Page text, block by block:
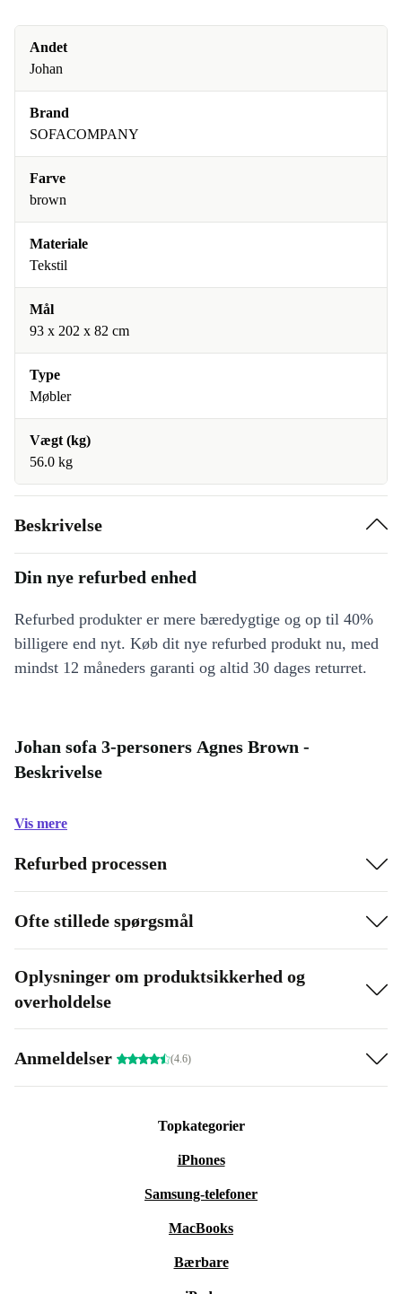
Andet
Johan
Brand
SOFACOMPANY
Farve
brown
Materiale
Tekstil
Mål
93 x 202 x 82 cm
Type
Møbler
Vægt (kg)
56.0 kg
Beskrivelse
Din nye refurbed enhed
Refurbed produkter er mere bæredygtige og op til 40%
billigere end nyt. Køb dit nye refurbed produkt nu, med
mindst 12 måneders garanti og altid 30 dages returret.
Johan sofa 3-personers Agnes Brown -
Beskrivelse
Vis mere
Refurbed processen
Ofte stillede spørgsmål
Oplysninger om produktsikkerhed og
overholdelse
Anmeldelser (4.6)
Topkategorier
iPhones
Samsung-telefoner
MacBooks
Bærbare